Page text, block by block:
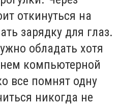
откинуться на
зарядку для глаз.
обладать хотя
компьютерной
все помнят одну
никогда не